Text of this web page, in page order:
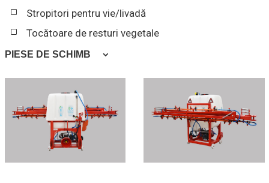
Stropitori pentru vie/livadă
Tocătoare de resturi vegetale
PIESE DE SCHIMB
Cardane
Cuțite
Jante